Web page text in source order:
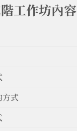
工作坊內容
式